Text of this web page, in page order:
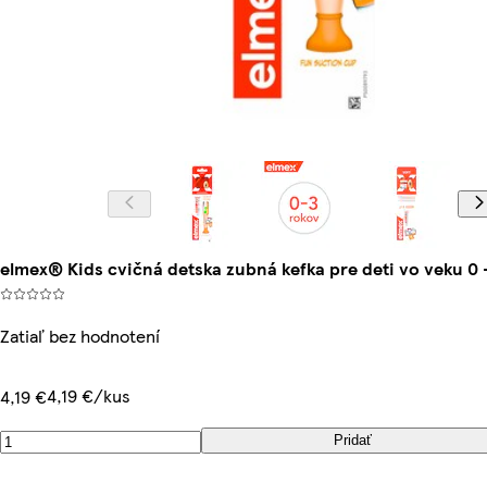
elmex® Kids cvičná detska zubná kefka pre deti vo veku 0
Zatiaľ bez hodnotení
4,19 €4,19 €/kus
Pridať